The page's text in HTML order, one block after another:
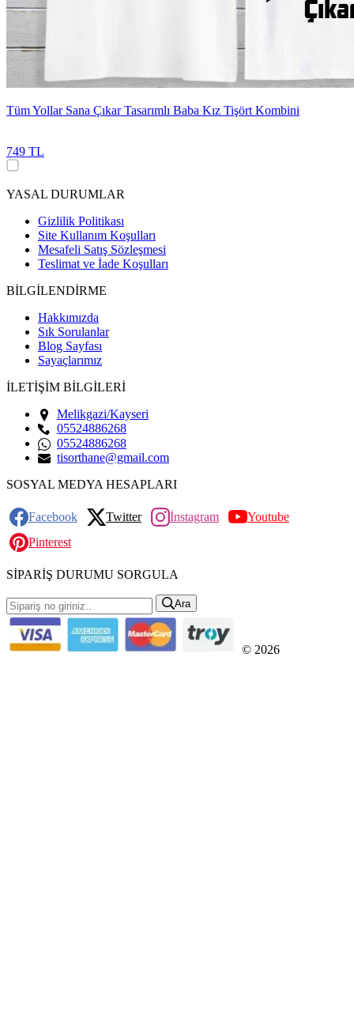
Tüm Yollar Sana Çıkar Tasarımlı Baba Kız Tişört Kombini
749 TL
YASAL DURUMLAR
Gizlilik Politikası
Site Kullanım Koşulları
Mesafeli Satış Sözleşmesi
Teslimat ve İade Koşulları
BİLGİLENDİRME
Hakkımızda
Sık Sorulanlar
Blog Sayfası
Sayaçlarımız
İLETİŞİM BİLGİLERİ
Melikgazi/Kayseri
05524886268
05524886268
tisorthane@gmail.com
SOSYAL MEDYA HESAPLARI
Facebook Twitter İnstagram
Youtube
Pinterest
SİPARİŞ DURUMU SORGULA
Ara
© 2026